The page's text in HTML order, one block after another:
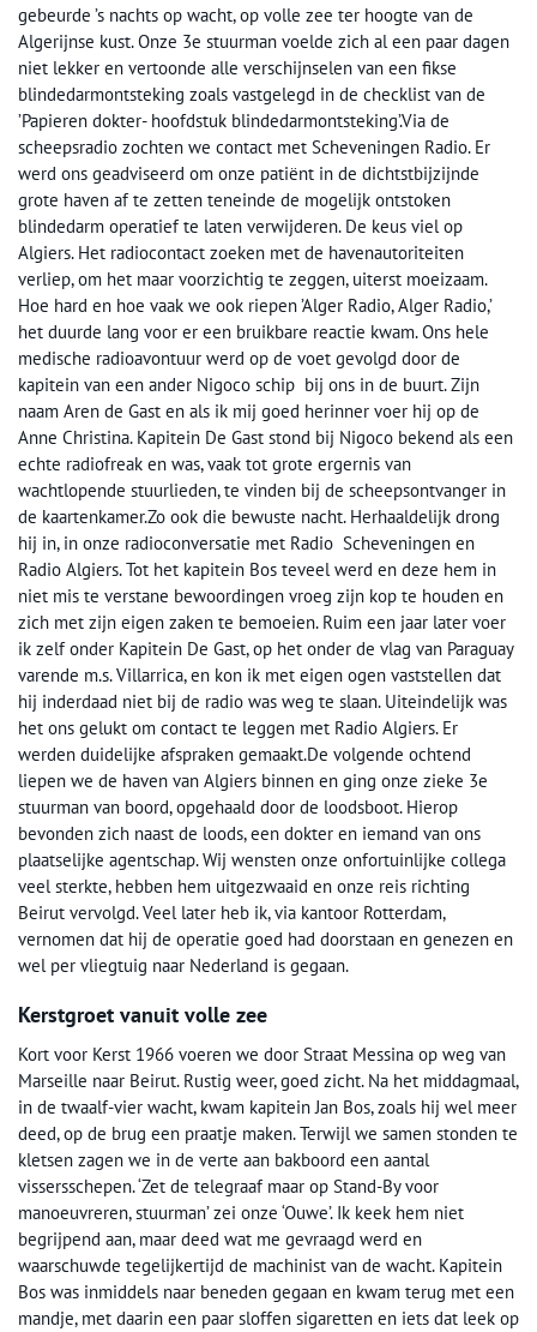
gebeurde ’s nachts op wacht, op volle zee ter hoogte van de
Algerijnse kust. Onze 3e stuurman voelde zich al een paar dagen
niet lekker en vertoonde alle verschijnselen van een fikse
blindedarmontsteking zoals vastgelegd in de checklist van de
’Papieren dokter- hoofdstuk blindedarmontsteking’.Via de
scheepsradio zochten we contact met Scheveningen Radio. Er
werd ons geadviseerd om onze patiënt in de dichtstbijzijnde
grote haven af te zetten teneinde de mogelijk ontstoken
blindedarm operatief te laten verwijderen. De keus viel op
Algiers. Het radiocontact zoeken met de havenautoriteiten
verliep, om het maar voorzichtig te zeggen, uiterst moeizaam.
Hoe hard en hoe vaak we ook riepen ’Alger Radio, Alger Radio,’
het duurde lang voor er een bruikbare reactie kwam. Ons hele
medische radioavontuur werd op de voet gevolgd door de
kapitein van een ander Nigoco schip bij ons in de buurt. Zijn
naam Aren de Gast en als ik mij goed herinner voer hij op de
Anne Christina. Kapitein De Gast stond bij Nigoco bekend als een
echte radiofreak en was, vaak tot grote ergernis van
wachtlopende stuurlieden, te vinden bij de scheepsontvanger in
de kaartenkamer.Zo ook die bewuste nacht. Herhaaldelijk drong
hij in, in onze radioconversatie met Radio Scheveningen en
Radio Algiers. Tot het kapitein Bos teveel werd en deze hem in
niet mis te verstane bewoordingen vroeg zijn kop te houden en
zich met zijn eigen zaken te bemoeien. Ruim een jaar later voer
ik zelf onder Kapitein De Gast, op het onder de vlag van Paraguay
varende m.s. Villarrica, en kon ik met eigen ogen vaststellen dat
hij inderdaad niet bij de radio was weg te slaan. Uiteindelijk was
het ons gelukt om contact te leggen met Radio Algiers. Er
werden duidelijke afspraken gemaakt.De volgende ochtend
liepen we de haven van Algiers binnen en ging onze zieke 3e
stuurman van boord, opgehaald door de loodsboot. Hierop
bevonden zich naast de loods, een dokter en iemand van ons
plaatselijke agentschap. Wij wensten onze onfortuinlijke collega
veel sterkte, hebben hem uitgezwaaid en onze reis richting
Beirut vervolgd. Veel later heb ik, via kantoor Rotterdam,
vernomen dat hij de operatie goed had doorstaan en genezen en
wel per vliegtuig naar Nederland is gegaan.
Kerstgroet vanuit volle zee
Kort voor Kerst 1966 voeren we door Straat Messina op weg van
Marseille naar Beirut. Rustig weer, goed zicht. Na het middagmaal,
in de twaalf-vier wacht, kwam kapitein Jan Bos, zoals hij wel meer
deed, op de brug een praatje maken. Terwijl we samen stonden te
kletsen zagen we in de verte aan bakboord een aantal
vissersschepen. ‘Zet de telegraaf maar op Stand-By voor
manoeuvreren, stuurman’ zei onze ‘Ouwe’. Ik keek hem niet
begrijpend aan, maar deed wat me gevraagd werd en
waarschuwde tegelijkertijd de machinist van de wacht. Kapitein
Bos was inmiddels naar beneden gegaan en kwam terug met een
mandje, met daarin een paar sloffen sigaretten en iets dat leek op